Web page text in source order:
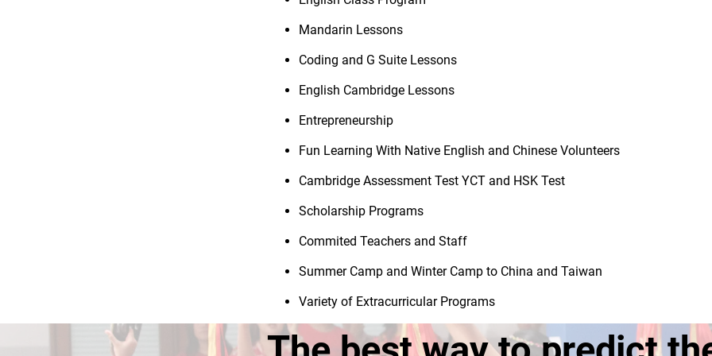
Mandarin Lessons
Coding and G Suite Lessons
English Cambridge Lessons
Entrepreneurship
Fun Learning With Native English and Chinese Volunteers
Cambridge Assessment Test YCT and HSK Test
Scholarship Programs
Commited Teachers and Staff
Summer Camp and Winter Camp to China and Taiwan
Variety of Extracurricular Programs